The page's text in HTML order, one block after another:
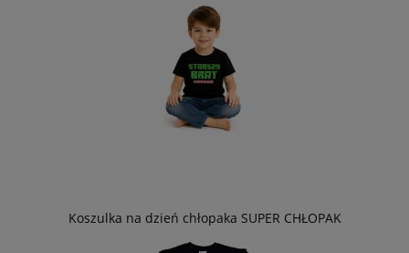
Koszulka na dzień chłopaka SUPER CHŁOPAK